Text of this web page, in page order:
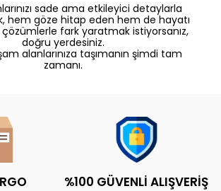
sade ama etkileyici detaylarla
hem göze hitap eden hem de hayatı
çözümlerle fark yaratmak istiyorsanız,
doğru yerdesiniz.
alanlarınıza taşımanın şimdi tam
zamanı.
%100 GÜVENLİ ALIŞVERİŞ